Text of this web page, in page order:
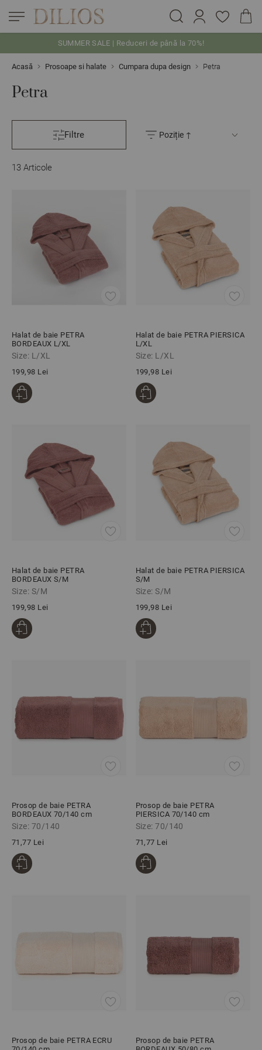
SUMMER SALE | Reduceri de până la 70%!
Acasă Prosoape si halate Cumpara dupa design Petra
Petra
Filtre
13 Articole
Halat de baie PETRA
BORDEAUX L/XL
Size: L/XL
199,98 Lei
Halat de baie PETRA PIERSICA
L/XL
Size: L/XL
199,98 Lei
Halat de baie PETRA
BORDEAUX S/M
Size: S/M
199,98 Lei
Halat de baie PETRA PIERSICA
S/M
Size: S/M
199,98 Lei
Prosop de baie PETRA
BORDEAUX 70/140 cm
Size: 70/140
71,77 Lei
Prosop de baie PETRA
PIERSICA 70/140 cm
Size: 70/140
71,77 Lei
Prosop de baie PETRA ECRU
Prosop de baie PETRA